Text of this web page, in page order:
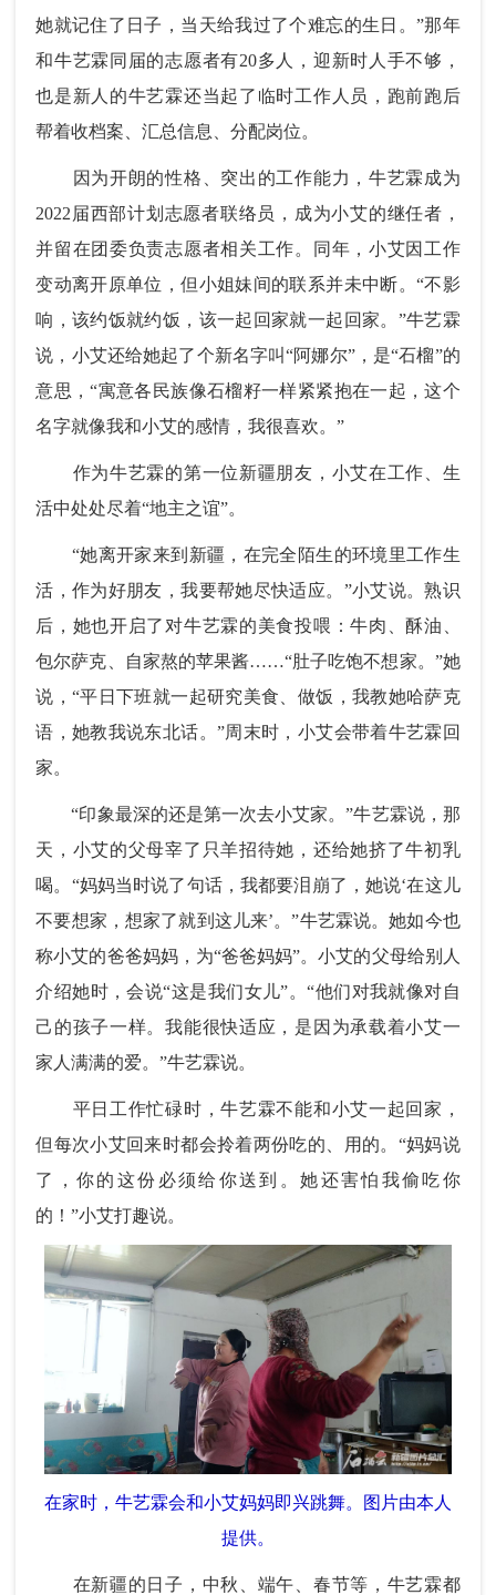
她就记住了日子，当天给我过了个难忘的生日。”那年
和牛艺霖同届的志愿者有20多人，迎新时人手不够，
也是新人的牛艺霖还当起了临时工作人员，跑前跑后
帮着收档案、汇总信息、分配岗位。
因为开朗的性格、突出的工作能力，牛艺霖成为
2022届西部计划志愿者联络员，成为小艾的继任者，
并留在团委负责志愿者相关工作。同年，小艾因工作
变动离开原单位，但小姐妹间的联系并未中断。“不影
响，该约饭就约饭，该一起回家就一起回家。”牛艺霖
说，小艾还给她起了个新名字叫“阿娜尔”，是“石榴”的
意思，“寓意各民族像石榴籽一样紧紧抱在一起，这个
名字就像我和小艾的感情，我很喜欢。”
作为牛艺霖的第一位新疆朋友，小艾在工作、生
活中处处尽着“地主之谊”。
“她离开家来到新疆，在完全陌生的环境里工作生
活，作为好朋友，我要帮她尽快适应。”小艾说。熟识
后，她也开启了对牛艺霖的美食投喂：牛肉、酥油、
包尔萨克、自家熬的苹果酱……“肚子吃饱不想家。”她
说，“平日下班就一起研究美食、做饭，我教她哈萨克
语，她教我说东北话。”周末时，小艾会带着牛艺霖回
家。
“印象最深的还是第一次去小艾家。”牛艺霖说，那
天，小艾的父母宰了只羊招待她，还给她挤了牛初乳
喝。“妈妈当时说了句话，我都要泪崩了，她说‘在这儿
不要想家，想家了就到这儿来’。”牛艺霖说。她如今也
称小艾的爸爸妈妈，为“爸爸妈妈”。小艾的父母给别人
介绍她时，会说“这是我们女儿”。“他们对我就像对自
己的孩子一样。我能很快适应，是因为承载着小艾一
家人满满的爱。”牛艺霖说。
平日工作忙碌时，牛艺霖不能和小艾一起回家，
但每次小艾回来时都会拎着两份吃的、用的。“妈妈说
了，你的这份必须给你送到。她还害怕我偷吃你
的！”小艾打趣说。
在家时，牛艺霖会和小艾妈妈即兴跳舞。图片由本人
提供。
在新疆的日子，中秋、端午、春节等，牛艺霖都